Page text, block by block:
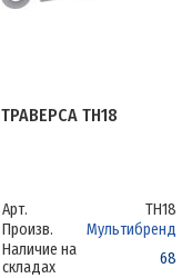
ТРАВЕРСА ТН18
Арт.
ТН18
Произв.
Мультибренд
Наличие на
складах
68